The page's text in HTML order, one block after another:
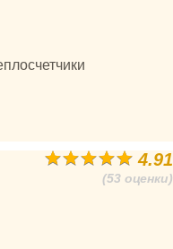
4.91
(53 оценки)